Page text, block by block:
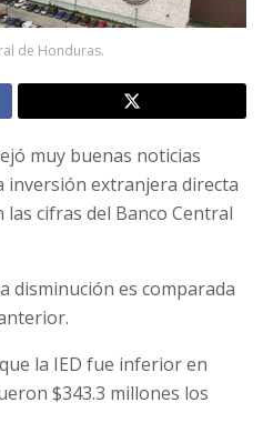
de Honduras.
muy buenas noticias
inversión extranjera directa
las cifras del Banco Central
disminución es comparada
la IED fue inferior en
$343.3 millones los